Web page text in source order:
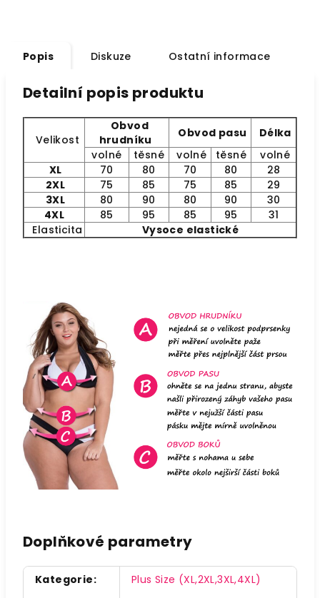
Popis Diskuze Ostatní informace
Detailní popis produktu
Velikost
Obvod
hrudníku
Obvod pasu
Délka
volné
těsné volné těsné
volné
XL
70 80 70 80
28
2XL
75 85 75 85
29
3XL
80 90 80 90
30
4XL
85 95 85 95
31
Elasticita
Vysoce elastické
Doplňkové parametry
Kategorie:
Plus Size (XL,2XL,3XL,4XL)